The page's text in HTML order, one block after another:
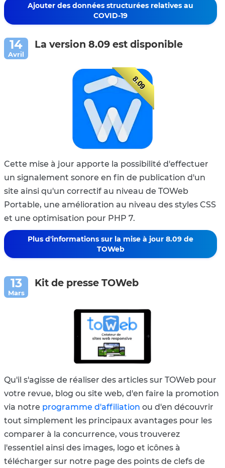
Ajouter des données structurées relatives au
COVID-19
La version 8.09 est disponible
8.09
Cette mise à jour apporte la possibilité d'effectuer
un signalement sonore en fin de publication d'un
site ainsi qu'un correctif au niveau de TOWeb
Portable, une amélioration au niveau des styles CSS
et une optimisation pour PHP 7.
Plus d'informations sur la mise à jour 8.09 de
TOWeb
Kit de presse TOWeb
Qu'il s'agisse de réaliser des articles sur TOWeb pour
votre revue, blog ou site web, d'en faire la promotion
via notre programme d'affiliation ou d'en découvrir
tout simplement les principaux avantages pour les
comparer à la concurrence, vous trouverez
l'essentiel ainsi des images, logo et icônes à
télécharger sur notre page des points de clefs de